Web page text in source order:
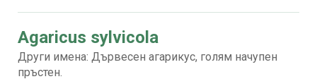
Agaricus sylvicola
Други имена: Дървесен агарикус, голям начупен
пръстен.